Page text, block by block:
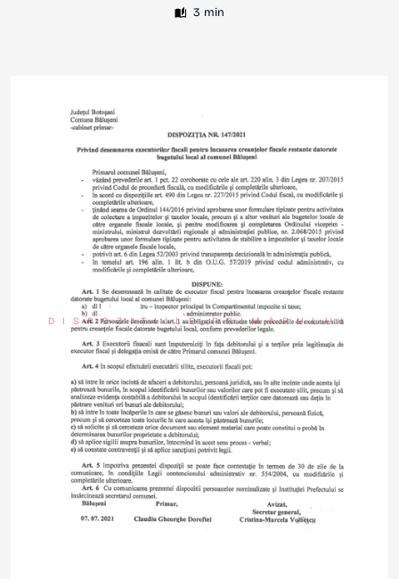
3 min
DISPOZIȚIILE PRIMARULUI